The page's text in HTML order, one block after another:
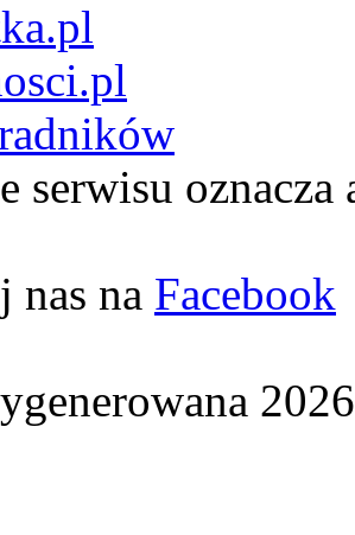
serwisu oznacza
nas na Facebook